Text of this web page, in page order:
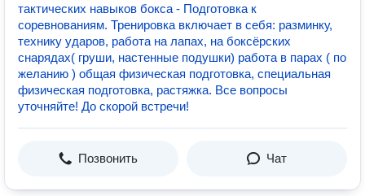
тактических навыков бокса - Подготовка к
соревнованиям. Тренировка включает в себя: разминку,
технику ударов, работа на лапах, на боксёрских
снарядах( груши, настенные подушки) работа в парах ( по
желанию ) общая физическая подготовка, специальная
физическая подготовка, растяжка. Все вопросы
уточняйте! До скорой встречи!
Позвонить Чат